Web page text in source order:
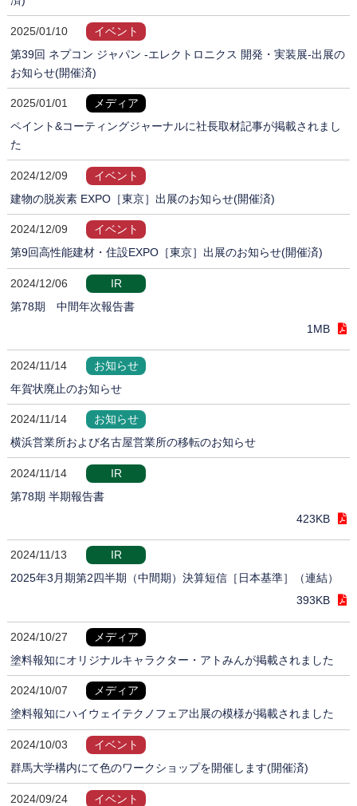
2025/01/10
イベント
第39回 ネプコン ジャパン -エレクトロニクス 開発・実装展-出展の
お知らせ(開催済)
2025/01/01
メディア
ペイント&コーティングジャーナルに社長取材記事が掲載されまし
た
2024/12/09
イベント
建物の脱炭素 EXPO［東京］出展のお知らせ(開催済)
2024/12/09
イベント
第9回高性能建材・住設EXPO［東京］出展のお知らせ(開催済)
2024/12/06
IR
第78期 中間年次報告書
1MB
2024/11/14
お知らせ
年賀状廃止のお知らせ
2024/11/14
お知らせ
横浜営業所および名古屋営業所の移転のお知らせ
2024/11/14
IR
第78期 半期報告書
423KB
2024/11/13
IR
2025年3月期第2四半期（中間期）決算短信［日本基準］（連結）
393KB
2024/10/27
メディア
塗料報知にオリジナルキャラクター・アトみんが掲載されました
2024/10/07
メディア
塗料報知にハイウェイテクノフェア出展の模様が掲載されました
2024/10/03
イベント
群馬大学構内にて色のワークショップを開催します(開催済)
2024/09/24
イベント